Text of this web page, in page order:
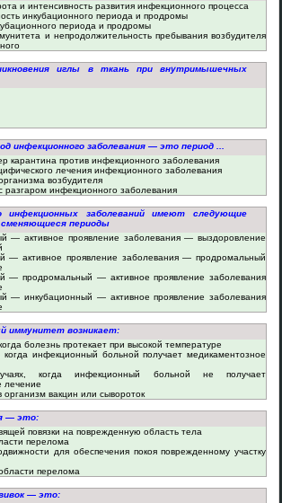
и интенсивность развития инфекционного процесса
инкубационного периода и продромы
периода и продромы
и непродолжительность пребывания возбудителя
иглы в ткань при внутримышечных
инфекционного заболевания — это период ...
карантина против инфекционного заболевания
лечения инфекционного заболевания
возбудителя
разгаром инфекционного заболевания
инфекционных заболеваний имеют следующие
сменяющиеся периоды
— активное проявление заболевания — выздоровление
— активное проявление заболевания — продромальный
— продромальный — активное проявление заболевания
— инкубационный — активное проявление заболевания
иммунитет возникает:
болезнь протекает при высокой температуре
когда инфекционный больной получает медикаментозное
когда инфекционный больной не получает
лечение
организм вакцин или сывороток
— это:
повязки на поврежденную область тела
перелома
для обеспечения покоя поврежденному участку
перелома
— это: